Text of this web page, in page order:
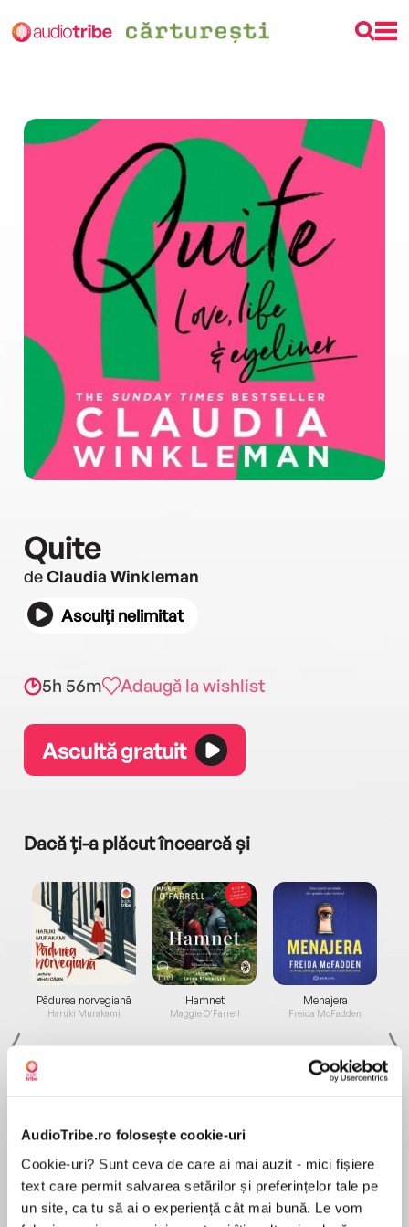
AudioTribe.ro folosește cookie-uri
Cookie-uri? Sunt ceva de care ai mai auzit - mici fișiere
text care permit salvarea setărilor și preferințelor tale pe
un site, ca tu să ai o experiență cât mai bună. Le vom
Quite
deClaudia Winkleman
Asculți nelimitat
5h 56m Adaugă la wishlist
Ascultă gratuit
Dacă ți-a plăcut încearcă și
Pădurea norvegiană
Haruki Murakami
Elita de Argint (Elita
de...
Dani Francis
Hamnet
Maggie O'Farrell
Diavolul se îmbracă de
la...
Lauren Weisberger
Menajera
Freida McFadden
Migdală
Sohn Won-pyung